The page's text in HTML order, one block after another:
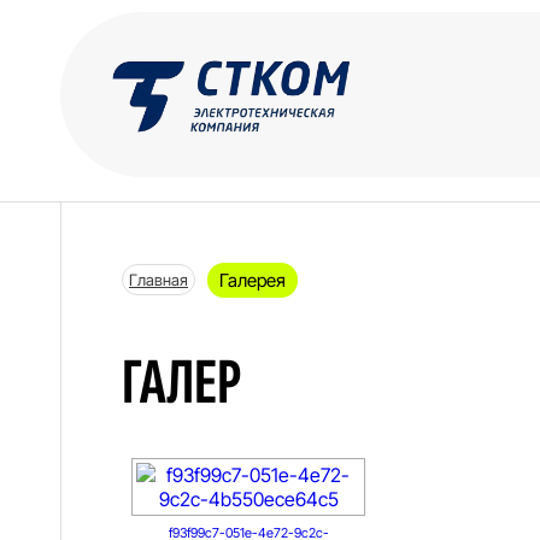
Главная Галерея
ГАЛЕР
f93f99c7-051e-4e72-9c2c-